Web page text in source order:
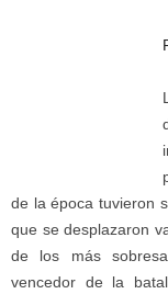
de la época tuvieron
que se desplazaron
de los más
vencedor de la